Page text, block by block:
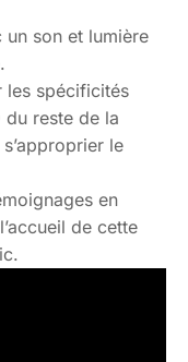
un son et lumière
les spécificités
du reste de la
le
en
de cette